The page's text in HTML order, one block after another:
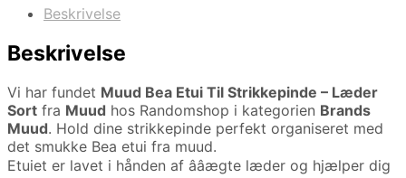
Beskrivelse
Beskrivelse
Vi har fundet Muud Bea Etui Til Strikkepinde – Læder
Sort fra Muud hos Randomshop i kategorien Brands
Muud. Hold dine strikkepinde perfekt organiseret med
det smukke Bea etui fra muud.
Etuiet er lavet i hånden af ââægte læder og hjælper dig